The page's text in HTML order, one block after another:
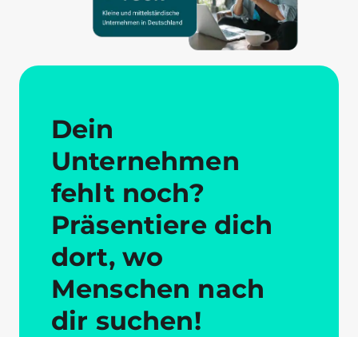
Dein
Unternehmen
fehlt noch?
Präsentiere dich
dort, wo
Menschen nach
dir suchen!